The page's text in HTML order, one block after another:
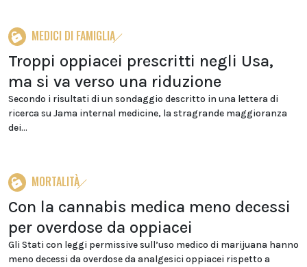
MEDICI DI FAMIGLIA
Troppi oppiacei prescritti negli Usa,
ma si va verso una riduzione
Secondo i risultati di un sondaggio descritto in una lettera di
ricerca su Jama internal medicine, la stragrande maggioranza
dei...
MORTALITÀ
Con la cannabis medica meno decessi
per overdose da oppiacei
Gli Stati con leggi permissive sull’uso medico di marijuana hanno
meno decessi da overdose da analgesici oppiacei rispetto a